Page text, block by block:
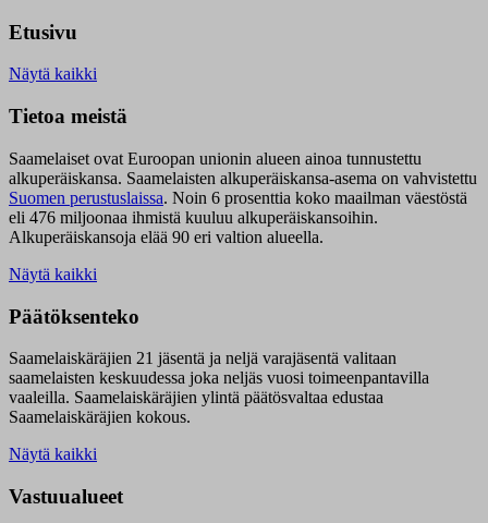
Etusivu
Näytä kaikki
Tietoa meistä
Saamelaiset ovat Euroopan unionin alueen ainoa tunnustettu
alkuperäiskansa. Saamelaisten alkuperäiskansa-asema on vahvistettu
Suomen perustuslaissa. Noin 6 prosenttia koko maailman väestöstä
eli 476 miljoonaa ihmistä kuuluu alkuperäiskansoihin.
Alkuperäiskansoja elää 90 eri valtion alueella.
Näytä kaikki
Päätöksenteko
Saamelaiskäräjien 21 jäsentä ja neljä varajäsentä valitaan
saamelaisten keskuudessa joka neljäs vuosi toimeenpantavilla
vaaleilla. Saamelaiskäräjien ylintä päätösvaltaa edustaa
Saamelaiskäräjien kokous.
Näytä kaikki
Vastuualueet